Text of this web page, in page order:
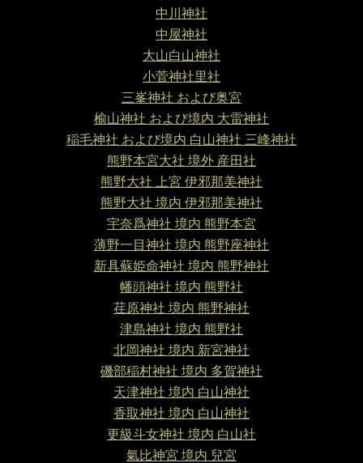
中川神社
中屋神社
大山白山神社
小菅神社里社
三峯神社 および奥宮
榆山神社 および境内 大雷神社
稲毛神社 および境内 白山神社 三峰神社
熊野本宮大社 境外 産田社
熊野大社 上宮 伊邪那美神社
熊野大社 境内 伊邪那美神社
宇奈爲神社 境内 熊野本宮
薄野一目神社 境内 熊野座神社
新具蘇姫命神社 境内 熊野神社
幡頭神社 境内 熊野社
荏原神社 境内 熊野神社
津島神社 境内 熊野社
北岡神社 境内 新宮神社
磯部稲村神社 境内 多賀神社
天津神社 境内 白山神社
香取神社 境内 白山神社
更級斗女神社 境内 白山社
氣比神宮 境内 兒宮